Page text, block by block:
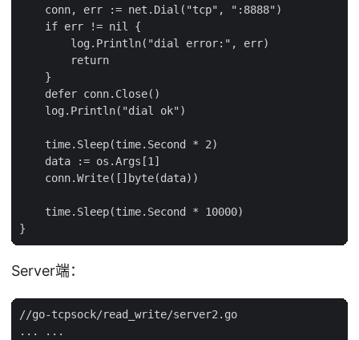
    conn, err := net.Dial("tcp", ":8888")
    if err != nil {
        log.Println("dial error:", err)
        return
    }
    defer conn.Close()
    log.Println("dial ok")
    time.Sleep(time.Second * 2)
    data := os.Args[1]
    conn.Write([]byte(data))
    time.Sleep(time.Second * 10000)
Server端：
//go-tcpsock/read_write/server2.go
... ...